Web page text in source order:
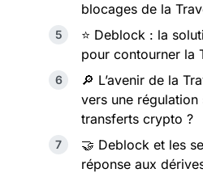
blocages de la
⭐️ Deblock : la
pour contourner la
🔎 L’avenir de la
vers une
transferts crypto ?
🤝 Deblock et les
réponse aux